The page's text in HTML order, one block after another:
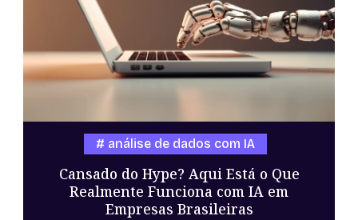
Cansado do Hype? Aqui Está o Que
Realmente Funciona com IA em
Empresas Brasileiras
análise de dados com IA